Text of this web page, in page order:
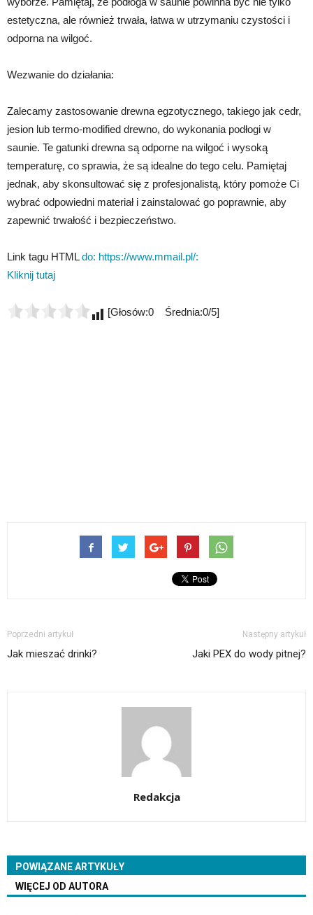
estetyczna, ale również trwała, łatwa w utrzymaniu czystości i
odporna na wilgoć.
Wezwanie do działania:
Zalecamy zastosowanie drewna egzotycznego, takiego jak cedr,
jesion lub termo-modified drewno, do wykonania podłogi w
saunie. Te gatunki drewna są odporne na wilgoć i wysoką
temperaturę, co sprawia, że są idealne do tego celu. Pamiętaj
jednak, aby skonsultować się z profesjonalistą, który pomoże Ci
wybrać odpowiedni materiał i zainstalować go poprawnie, aby
zapewnić trwałość i bezpieczeństwo.
Link tagu HTMLdo: https://www.mmail.pl/:
Kliknij tutaj
[Głosów:0 Średnia:0/5]
Poprzedni artykuł
Jak mieszać drinki?
Następny artykuł
Jaki PEX do wody pitnej?
Redakcja
POWIĄZANE ARTYKUŁY
WIĘCEJ OD AUTORA